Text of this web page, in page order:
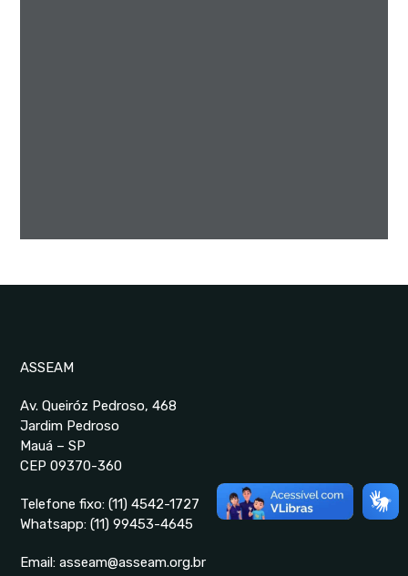
ASSEAM
Av. Queiróz Pedroso, 468
Jardim Pedroso
Mauá – SP
CEP 09370-360
Telefone fixo:(11) 4542-1727
Whatsapp:(11) 99453-4645
Email:asseam@asseam.org.br